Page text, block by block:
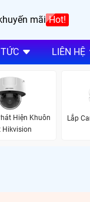
mãi Hot!
LIÊN HỆ
Hiện Khuôn
Hikvision
Lắp